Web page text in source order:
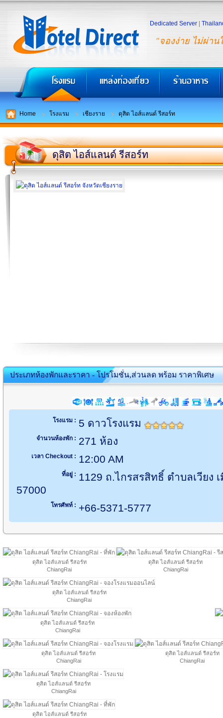
"จองง่าย ไม่ผ่าน
Dedicated Server
Home โรงแรม เชียงราย ดุสิต ไอส์แลนด์ รีสอร์ท
ดุสิต ไอส์แลนด์ รีสอร์ท
ประเภทห้องพักและราคา - โปรโมชั่น,ส่วนลด พร้อม ราคาพิเศษ
โรงแรม : 5 ดาวโรงแรม
จำนวนห้องพัก : 271 ห้อง
เวลา Checkout : 12:00 AM
ที่อยู่ : 1129 ถ.ไกรสรสิทธิ์ ตำบลเวียง เ
57000
โทรศัพท์ : +66-5371-5777
ดุสิต ไอส์แลนด์ รีสอร์ท
ChiangRai
ดุสิต ไอส์แลนด์ รีสอร์ท
ChiangRai
ดุสิต ไอส์แลนด์ รีสอร์ท
ChiangRai
ดุสิต ไอส์แลนด์ รีสอร์ท
ChiangRai
ดุสิต ไอส์แลนด์ รีสอร์ท
ChiangRai
ดุสิต ไอส์แลนด์ รีสอร์ท
ChiangRai
ดุสิต ไอส์แลนด์ รีสอร์ท
ChiangRai
ดุสิต ไอส์แลนด์ รีสอร์ท